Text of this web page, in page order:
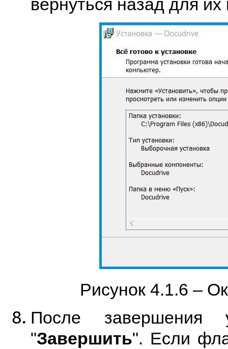
вернуться назад для их
Рисунок 4.1.6 –
После завершения
"Завершить". Если